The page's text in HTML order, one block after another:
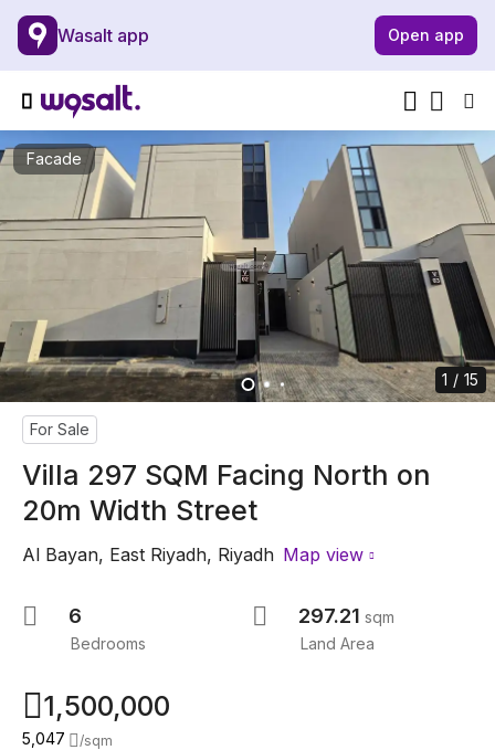
Wasalt app Open app
Facade
1 / 15
For Sale
Villa 297 SQM Facing North on
20m Width Street
Al Bayan, East Riyadh, Riyadh Map view
6
Bedrooms
297.21 sqm
Land Area
1,500,000
5,047 /sqm